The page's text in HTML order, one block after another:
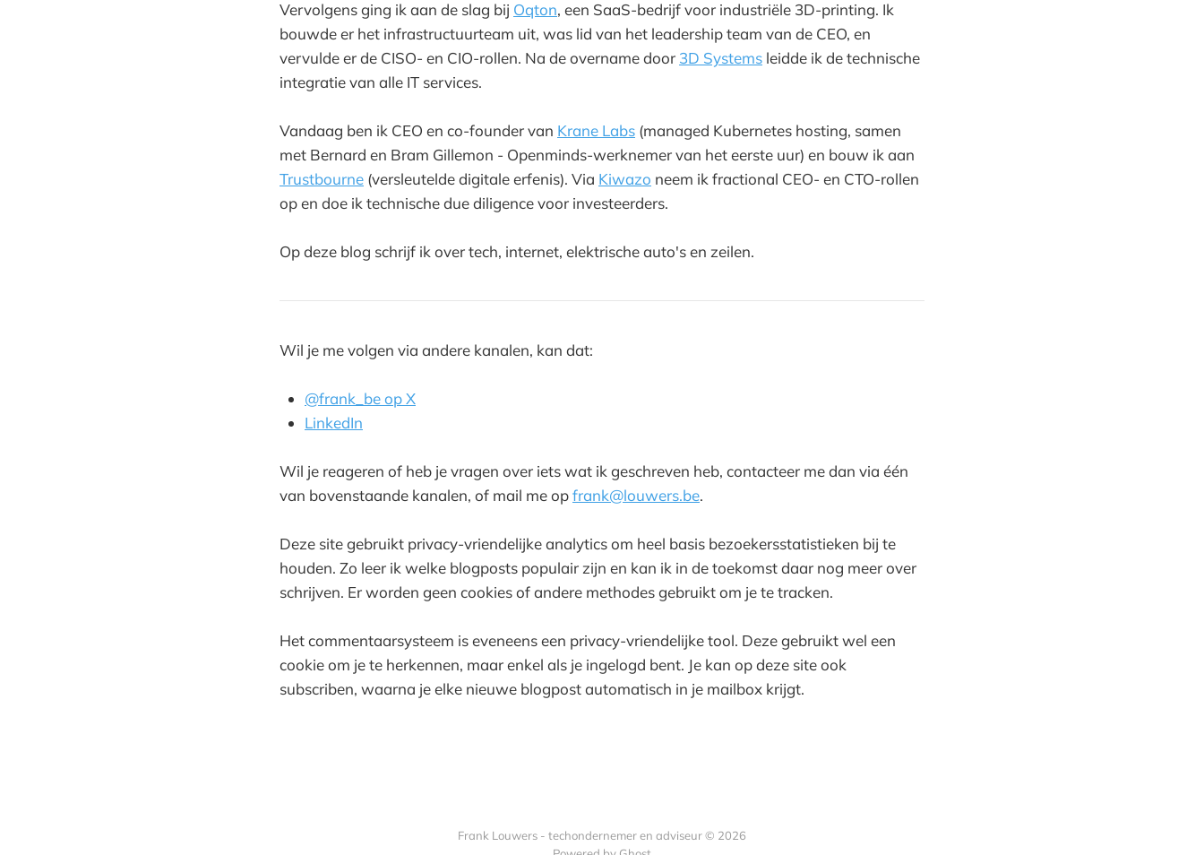
Vervolgens ging ik aan de slag bij Oqton, een SaaS-bedrijf voor industriële 3D-printing. Ik
bouwde er het infrastructuurteam uit, was lid van het leadership team van de CEO, en
vervulde er de CISO- en CIO-rollen. Na de overname door 3D Systems leidde ik de technische
integratie van alle IT services.
Vandaag ben ik CEO en co-founder van Krane Labs (managed Kubernetes hosting, samen
met Bernard en Bram Gillemon - Openminds-werknemer van het eerste uur) en bouw ik aan
Trustbourne (versleutelde digitale erfenis). Via Kiwazo neem ik fractional CEO- en CTO-rollen
op en doe ik technische due diligence voor investeerders.
Op deze blog schrijf ik over tech, internet, elektrische auto's en zeilen.
Wil je me volgen via andere kanalen, kan dat:
@frank_be op X
LinkedIn
Wil je reageren of heb je vragen over iets wat ik geschreven heb, contacteer me dan via één
van bovenstaande kanalen, of mail me opfrank@louwers.be.
Deze site gebruikt privacy-vriendelijke analytics om heel basis bezoekersstatistieken bij te
houden. Zo leer ik welke blogposts populair zijn en kan ik in de toekomst daar nog meer over
schrijven. Er worden geen cookies of andere methodes gebruikt om je te tracken.
Het commentaarsysteem is eveneens een privacy-vriendelijke tool. Deze gebruikt wel een
cookie om je te herkennen, maar enkel als je ingelogd bent. Je kan op deze site ook
subscriben, waarna je elke nieuwe blogpost automatisch in je mailbox krijgt.
Frank Louwers - techondernemer en adviseur © 2026